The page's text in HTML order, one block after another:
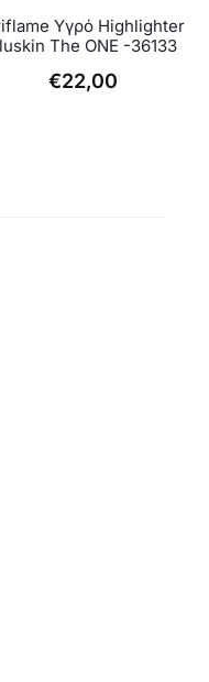
Υγρό Highlighter
The ONE -36133
€22,00